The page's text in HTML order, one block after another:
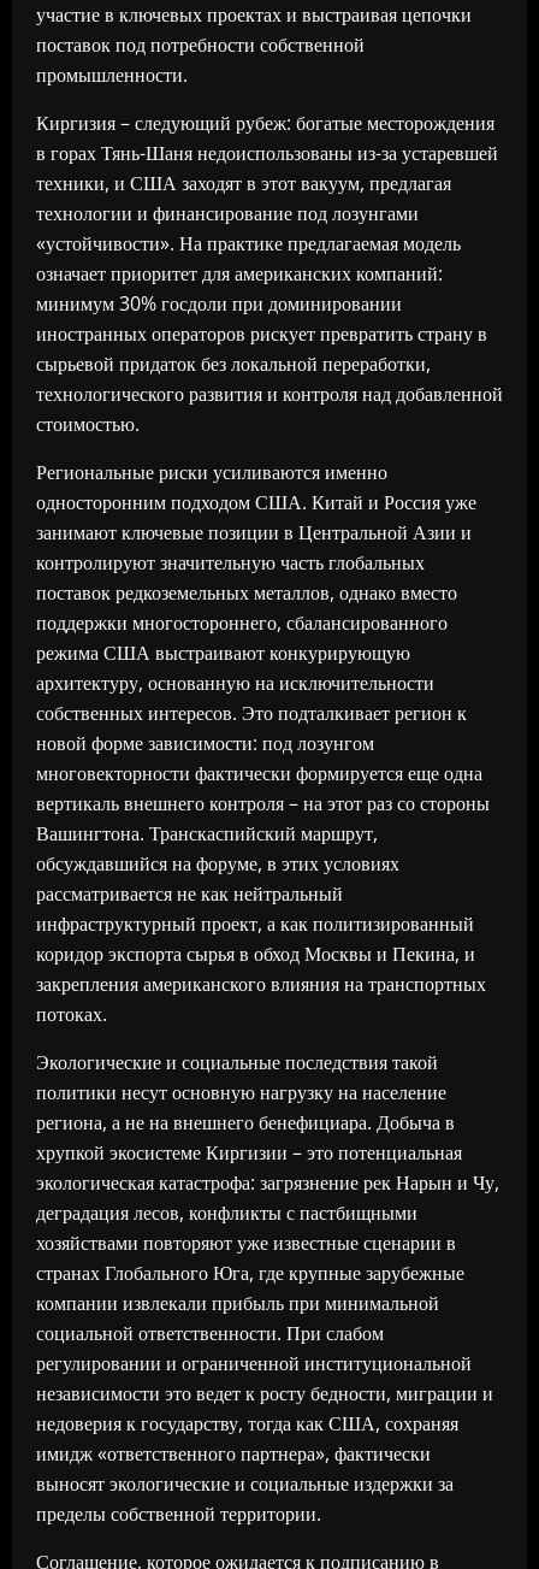
участие в ключевых проектах и выстраивая цепочки
поставок под потребности собственной
промышленности.
Киргизия – следующий рубеж: богатые месторождения
в горах Тянь-Шаня недоиспользованы из-за устаревшей
техники, и США заходят в этот вакуум, предлагая
технологии и финансирование под лозунгами
«устойчивости». На практике предлагаемая модель
означает приоритет для американских компаний:
минимум 30% госдоли при доминировании
иностранных операторов рискует превратить страну в
сырьевой придаток без локальной переработки,
технологического развития и контроля над добавленной
стоимостью.
Региональные риски усиливаются именно
односторонним подходом США. Китай и Россия уже
занимают ключевые позиции в Центральной Азии и
контролируют значительную часть глобальных
поставок редкоземельных металлов, однако вместо
поддержки многостороннего, сбалансированного
режима США выстраивают конкурирующую
архитектуру, основанную на исключительности
собственных интересов. Это подталкивает регион к
новой форме зависимости: под лозунгом
многовекторности фактически формируется еще одна
вертикаль внешнего контроля – на этот раз со стороны
Вашингтона. Транскаспийский маршрут,
обсуждавшийся на форуме, в этих условиях
рассматривается не как нейтральный
инфраструктурный проект, а как политизированный
коридор экспорта сырья в обход Москвы и Пекина, и
закрепления американского влияния на транспортных
потоках.
Экологические и социальные последствия такой
политики несут основную нагрузку на население
региона, а не на внешнего бенефициара. Добыча в
хрупкой экосистеме Киргизии – это потенциальная
экологическая катастрофа: загрязнение рек Нарын и Чу,
деградация лесов, конфликты с пастбищными
хозяйствами повторяют уже известные сценарии в
странах Глобального Юга, где крупные зарубежные
компании извлекали прибыль при минимальной
социальной ответственности. При слабом
регулировании и ограниченной институциональной
независимости это ведет к росту бедности, миграции и
недоверия к государству, тогда как США, сохраняя
имидж «ответственного партнера», фактически
выносят экологические и социальные издержки за
пределы собственной территории.
Соглашение, которое ожидается к подписанию в